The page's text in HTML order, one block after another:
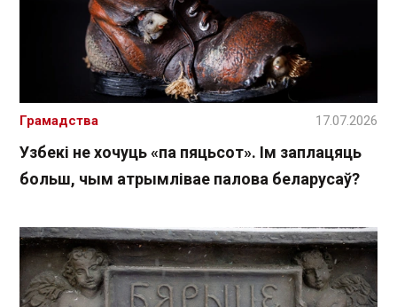
Узбекі не хочуць «па пяцьсот». Ім заплацяць
больш, чым атрымлівае палова беларусаў?
Грамадства 17.07.2026